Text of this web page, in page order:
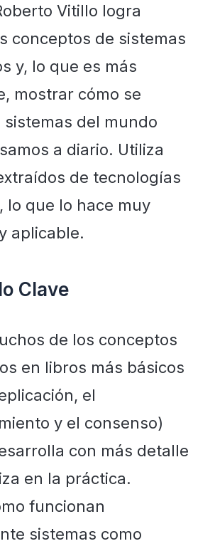
Vitillo logra
conceptos de sistemas
y, lo que es más
mostrar cómo se
sistemas del mundo
a diario. Utiliza
de tecnologías
lo que lo hace muy
aplicable.
Clave
de los conceptos
en libros más básicos
el
y el consenso)
con más detalle
en la práctica.
funcionan
sistemas como